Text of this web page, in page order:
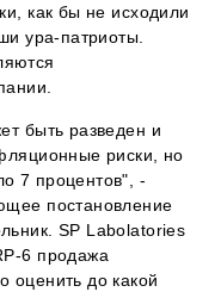
как бы не исходили
ура-патриоты.
быть разведен и
риски, но
7 процентов", -
постановление
SP Labolatories
6 продажа
оценить до какой